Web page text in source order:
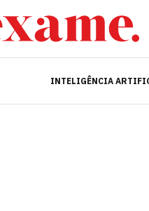
INTELIGÊNCIA
INTELIGÊNCIA